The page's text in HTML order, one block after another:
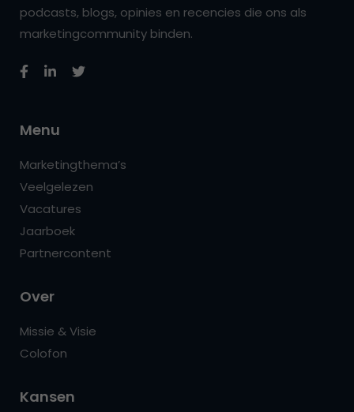
podcasts, blogs, opinies en recencies die ons als
marketingcommunity binden.
Menu
Marketingthema’s
Veelgelezen
Vacatures
Jaarboek
Partnercontent
Over
Missie & Visie
Colofon
Kansen